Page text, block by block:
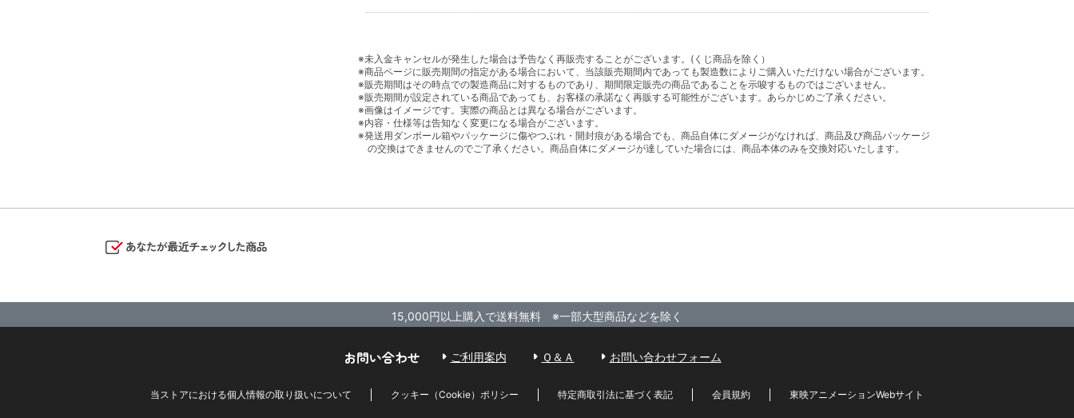
※未入金キャンセルが発生した場合は予告なく再販売することがございます。(くじ商品を除く）
※商品ページに販売期間の指定がある場合において、当該販売期間内であっても製造数によりご購入いただけない場合がございます。
※販売期間はその時点での製造商品に対するものであり、期間限定販売の商品であることを示唆するものではございません。
※販売期間が設定されている商品であっても、お客様の承諾なく再販する可能性がございます。あらかじめご了承ください。
※画像はイメージです。実際の商品とは異なる場合がございます。
※内容・仕様等は告知なく変更になる場合がございます。
※発送用ダンボール箱やパッケージに傷やつぶれ・開封痕がある場合でも、商品自体にダメージがなければ、商品及び商品パッケージ
の交換はできませんのでご了承ください。商品自体にダメージが達していた場合には、商品本体のみを交換対応いたします。
15,000円以上購入で送料無料 ※一部大型商品などを除く
お問い合わせ ご利用案内 Ｑ＆Ａ お問い合わせフォーム
当ストアにおける個人情報の取り扱いについて クッキー（Cookie）ポリシー 特定商取引法に基づく表記 会員規約 東映アニメーションWebサイト